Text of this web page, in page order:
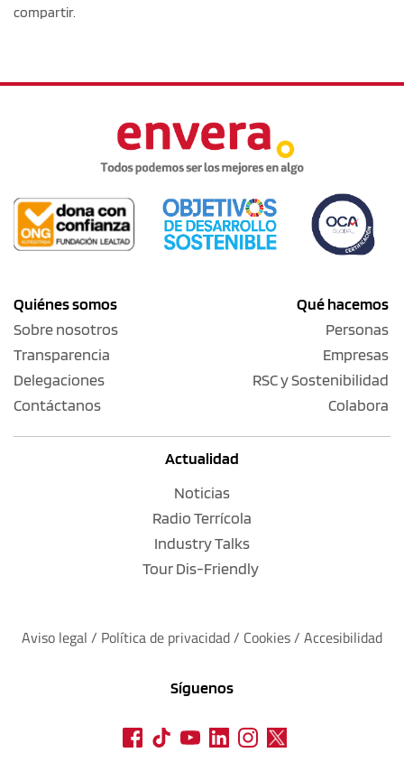
compartir.
Quiénes somos
Sobre nosotros
Transparencia
Delegaciones
Contáctanos
Qué hacemos
Personas
Empresas
RSC y Sostenibilidad
Colabora
Actualidad
Noticias
Radio Terrícola
Industry Talks
Tour Dis-Friendly
Aviso legal / Política de privacidad / Cookies / Accesibilidad
Síguenos